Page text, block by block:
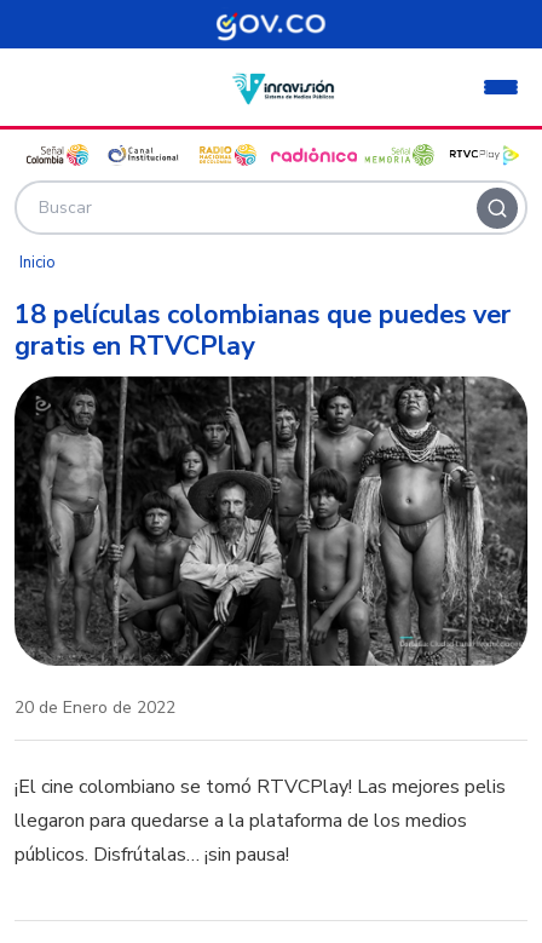
Pasar al contenido principal
Inicio
18 películas colombianas que puedes ver
gratis en RTVCPlay
20 de Enero de 2022
¡El cine colombiano se tomó RTVCPlay! Las mejores pelis
llegaron para quedarse a la plataforma de los medios
públicos. Disfrútalas… ¡sin pausa!